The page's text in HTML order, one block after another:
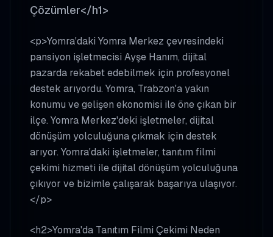
Çözümler</h1>
<p>Yomra'daki Yomra Merkez çevresindeki
pansiyon işletmecisi Ayşe Hanım, dijital
pazarda rekabet edebilmek için profesyonel
destek arıyordu. Yomra, Trabzon'a yakın
konumu ve gelişen ekonomisi ile öne çıkan bir
ilçe. Yomra Merkez'deki işletmeler, dijital
dönüşüm yolculuğuna çıkmak için destek
arıyor. Yomra'daki işletmeler, tanıtım filmi
çekimi hizmeti ile dijital dönüşüm yolculuğuna
çıkıyor ve bizimle çalışarak başarıya ulaşıyor.
</p>
<h2>Yomra'da Tanıtım Filmi Çekimi Neden